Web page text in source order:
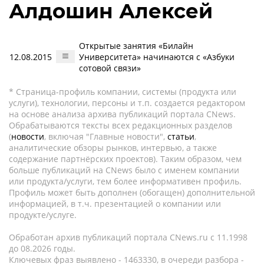
Алдошин Алексей
12.08.2015
Открытые занятия «Билайн
Университета» начинаются с «Азбуки
сотовой связи»
* Страница-профиль компании, системы (продукта или
услуги), технологии, персоны и т.п. создается редактором
на основе анализа архива публикаций портала CNews.
Обрабатываются тексты всех редакционных разделов
(новости, включая "Главные новости", статьи,
аналитические обзоры рынков, интервью, а также
содержание партнёрских проектов). Таким образом, чем
больше публикаций на CNews было с именем компании
или продукта/услуги, тем более информативен профиль.
Профиль может быть дополнен (обогащен) дополнительной
информацией, в т.ч. презентацией о компании или
продукте/услуге.
Обработан архив публикаций портала CNews.ru c 11.1998
до 08.2026 годы.
Ключевых фраз выявлено - 1463330, в очереди разбора -